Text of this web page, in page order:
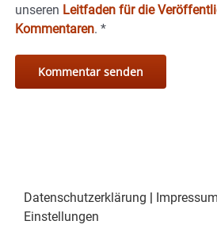
unseren Leitfaden für die
Kommentaren. *
Datenschutzerklärung Impressum
Einstellungen